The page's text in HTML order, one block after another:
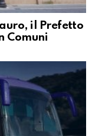
il Prefetto
Comuni